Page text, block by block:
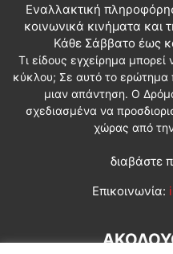
Εναλλακτική
κοινωνικά κινήματα και
Κάθε Σάββατο έως
Τι είδους εγχείρημα
κύκλου; Σε αυτό το ερώτημα
μιαν απάντηση. Ο
σχεδιασμένα να
χώρας από
διαβάστε
Επικοινωνία: